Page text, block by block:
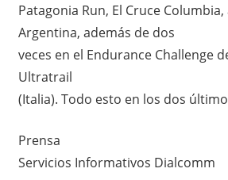
Patagonia Run, El Cruce
Argentina, además de dos
veces en el Endurance Challenge
Ultratrail
(Italia). Todo esto en los dos
Prensa
Servicios Informativos Dialcomm